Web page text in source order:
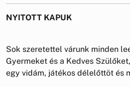
NYITOTT KAPUK
Sok szeretettel várunk minden
Gyermeket és a Kedves
egy vidám, játékos délelőttöt és